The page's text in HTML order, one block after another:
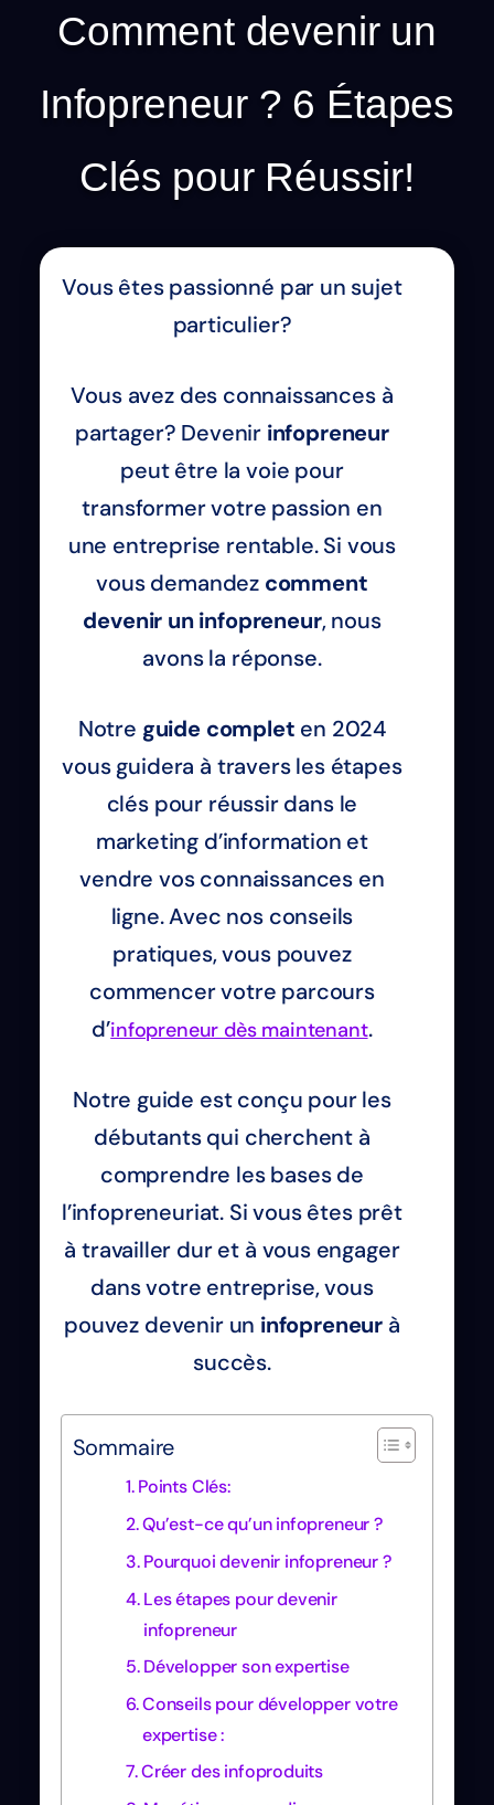
Comment devenir un
Infopreneur ? 6 Étapes
Clés pour Réussir!
Vous êtes passionné par un sujet
particulier?
Vous avez des connaissances à
partager? Devenir infopreneur
peut être la voie pour
transformer votre passion en
une entreprise rentable. Si vous
vous demandez comment
devenir un infopreneur, nous
avons la réponse.
Notre guide complet en 2024
vous guidera à travers les étapes
clés pour réussir dans le
marketing d’information et
vendre vos connaissances en
ligne. Avec nos conseils
pratiques, vous pouvez
commencer votre parcours
d’infopreneur dès maintenant.
Notre guide est conçu pour les
débutants qui cherchent à
comprendre les bases de
l’infopreneuriat. Si vous êtes prêt
à travailler dur et à vous engager
dans votre entreprise, vous
pouvez devenir un infopreneur à
succès.
Sommaire
Points Clés:
Qu’est-ce qu’un infopreneur ?
Pourquoi devenir infopreneur ?
Les étapes pour devenir
infopreneur
Développer son expertise
Conseils pour développer votre
expertise :
Créer des infoproduits